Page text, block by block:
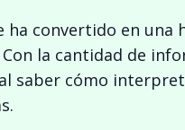
ha convertido en una
la cantidad de
saber cómo